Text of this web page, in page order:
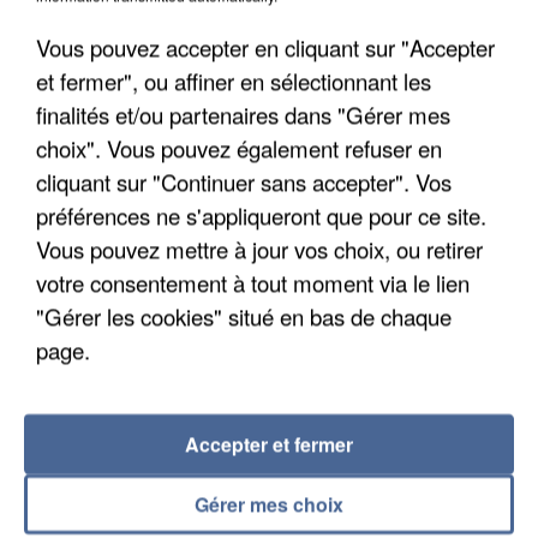
APRÈS TOUTES CES CANICULES, LES REFUGES
DE FAUNE SAUVAGE SONT...
Vous pouvez accepter en cliquant sur "Accepter
et fermer", ou affiner en sélectionnant les
finalités et/ou partenaires dans "Gérer mes
choix". Vous pouvez également refuser en
cliquant sur "Continuer sans accepter". Vos
préférences ne s'appliqueront que pour ce site.
Vous pouvez mettre à jour vos choix, ou retirer
votre consentement à tout moment via le lien
"Gérer les cookies" situé en bas de chaque
page.
Gérer mes choix
Accepter et fermer